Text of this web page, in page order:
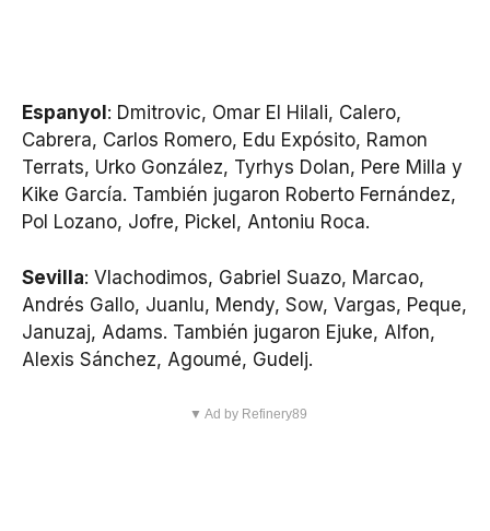
Espanyol : Dmitrovic, Omar El Hilali, Calero,
Cabrera, Carlos Romero, Edu Expósito, Ramon
Terrats, Urko González, Tyrhys Dolan, Pere Milla y
Kike García. También jugaron Roberto Fernández,
Pol Lozano, Jofre, Pickel, Antoniu Roca.
Sevilla: Vlachodimos, Gabriel Suazo, Marcao,
Andrés Gallo, Juanlu, Mendy, Sow, Vargas, Peque,
Januzaj, Adams. También jugaron Ejuke, Alfon,
Alexis Sánchez, Agoumé, Gudelj.
▼ Ad by Refinery89